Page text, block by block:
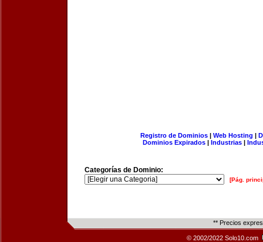
Registro de Dominios| Web Hosting |
Dominios Expirados | Industrias |
Categorías de Dominio:
[Pág.
** Precios
© 2002/2022 Solo10.com